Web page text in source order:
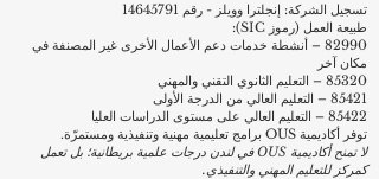
تسجيل الشركة: إنجلترا وويلز - رقم 14645791
طبيعة العمل (رموز SIC):
82990 – أنشطة خدمات دعم الأعمال الأخرى غير المصنفة في
مكان آخر
85320 – التعليم الثانوي التقني والمهني
85421 – التعليم العالي من الدرجة الأولى
85422 – التعليم العالي على مستوى الدراسات العليا
توفر أكاديمية OUS برامج تعليمية مهنية وتنفيذية ومستمرّة.
لا تمنح أكاديمية OUS في لندن درجات علمية بريطانية؛ بل تعمل
كمركز للتعليم المهني والتنفيذي.